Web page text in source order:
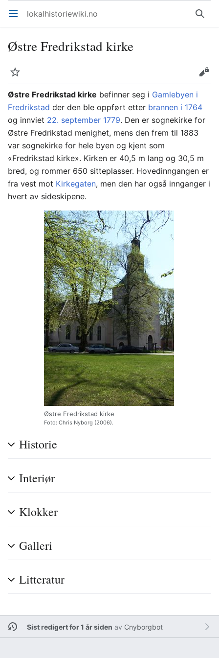
Åpne hovedmenyen lokalhistoriewiki.no Søk
Østre Fredrikstad kirke
Overvåk
Rediger
Østre Fredrikstad kirke befinner seg i Gamlebyen i
Fredrikstad der den ble oppført etter brannen i 1764
og innviet 22. september 1779. Den er sognekirke for
Østre Fredrikstad menighet, mens den frem til 1883
var sognekirke for hele byen og kjent som
«Fredrikstad kirke». Kirken er 40,5 m lang og 30,5 m
bred, og rommer 650 sitteplasser. Hovedinngangen er
fra vest mot Kirkegaten, men den har også innganger i
hvert av sideskipene.
Østre Fredrikstad kirke
Foto: Chris Nyborg (2006).
Historie
Interiør
Klokker
Galleri
Litteratur
Sist redigert for 1 år siden av Cnyborgbot